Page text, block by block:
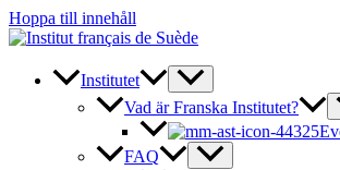
Hoppa till innehåll
Institutet
Vad är Franska Institutet?
FAQ